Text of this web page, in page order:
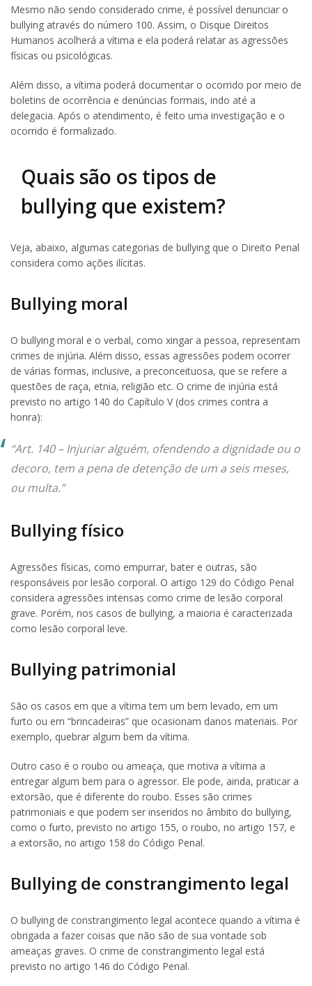
Mesmo não sendo considerado crime, é possível denunciar o
bullying através do número 100. Assim, o Disque Direitos
Humanos acolherá a vítima e ela poderá relatar as agressões
físicas ou psicológicas.
Além disso, a vítima poderá documentar o ocorrido por meio de
boletins de ocorrência e denúncias formais, indo até a
delegacia. Após o atendimento, é feito uma investigação e o
ocorrido é formalizado.
Quais são os tipos de
bullying que existem?
Veja, abaixo, algumas categorias de bullying que o Direito Penal
considera como ações ilícitas.
Bullying moral
O bullying moral e o verbal, como xingar a pessoa, representam
crimes de injúria. Além disso, essas agressões podem ocorrer
de várias formas, inclusive, a preconceituosa, que se refere a
questões de raça, etnia, religião etc. O crime de injúria está
previsto no artigo 140 do Capítulo V (dos crimes contra a
honra):
“Art. 140 – Injuriar alguém, ofendendo a dignidade ou o
decoro, tem a pena de detenção de um a seis meses,
ou multa.”
Bullying físico
Agressões físicas, como empurrar, bater e outras, são
responsáveis por lesão corporal. O artigo 129 do Código Penal
considera agressões intensas como crime de lesão corporal
grave. Porém, nos casos de bullying, a maioria é caracterizada
como lesão corporal leve.
Bullying patrimonial
São os casos em que a vítima tem um bem levado, em um
furto ou em “brincadeiras” que ocasionam danos materiais. Por
exemplo, quebrar algum bem da vítima.
Outro caso é o roubo ou ameaça, que motiva a vítima a
entregar algum bem para o agressor. Ele pode, ainda, praticar a
extorsão, que é diferente do roubo. Esses são crimes
patrimoniais e que podem ser inseridos no âmbito do bullying,
como o furto, previsto no artigo 155, o roubo, no artigo 157, e
a extorsão, no artigo 158 do Código Penal.
Bullying de constrangimento legal
O bullying de constrangimento legal acontece quando a vítima é
obrigada a fazer coisas que não são de sua vontade sob
ameaças graves. O crime de constrangimento legal está
previsto no artigo 146 do Código Penal.